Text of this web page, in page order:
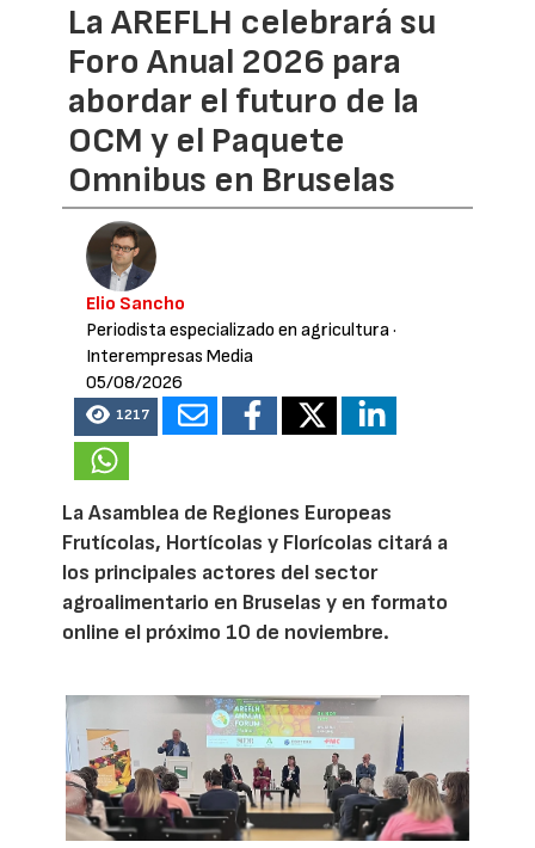
La AREFLH celebrará su
Foro Anual 2026 para
abordar el futuro de la
OCM y el Paquete
Omnibus en Bruselas
Elio Sancho
Periodista especializado en agricultura·
Interempresas Media
05/08/2026
1217
La Asamblea de Regiones Europeas
Frutícolas, Hortícolas y Florícolas citará a
los principales actores del sector
agroalimentario en Bruselas y en formato
online el próximo 10 de noviembre.